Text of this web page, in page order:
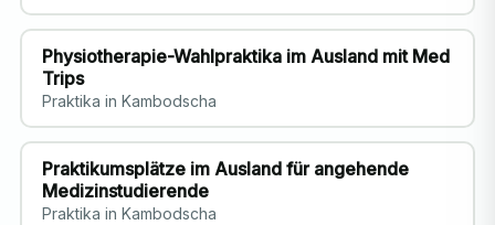
Physiotherapie-Wahlpraktika im Ausland mit Med
Trips
Praktika in Kambodscha
Praktikumsplätze im Ausland für angehende
Medizinstudierende
Praktika in Kambodscha